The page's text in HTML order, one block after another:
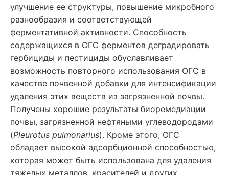
улучшение ее структуры, повышение микробного
разнообразия и соответствующей
ферментативной активности. Способность
содержащихся в ОГС ферментов деградировать
гербициды и пестициды обуславливает
возможность повторного использования ОГС в
качестве почвенной добавки для интенсификации
удаления этих веществ из загрязненной почвы.
Получены хорошие результаты биоремедиации
почвы, загрязненной нефтяными углеводородами
(Pleurotus pulmonarius). Кроме этого, ОГС
обладает высокой адсорбционной способностью,
которая может быть использована для удаления